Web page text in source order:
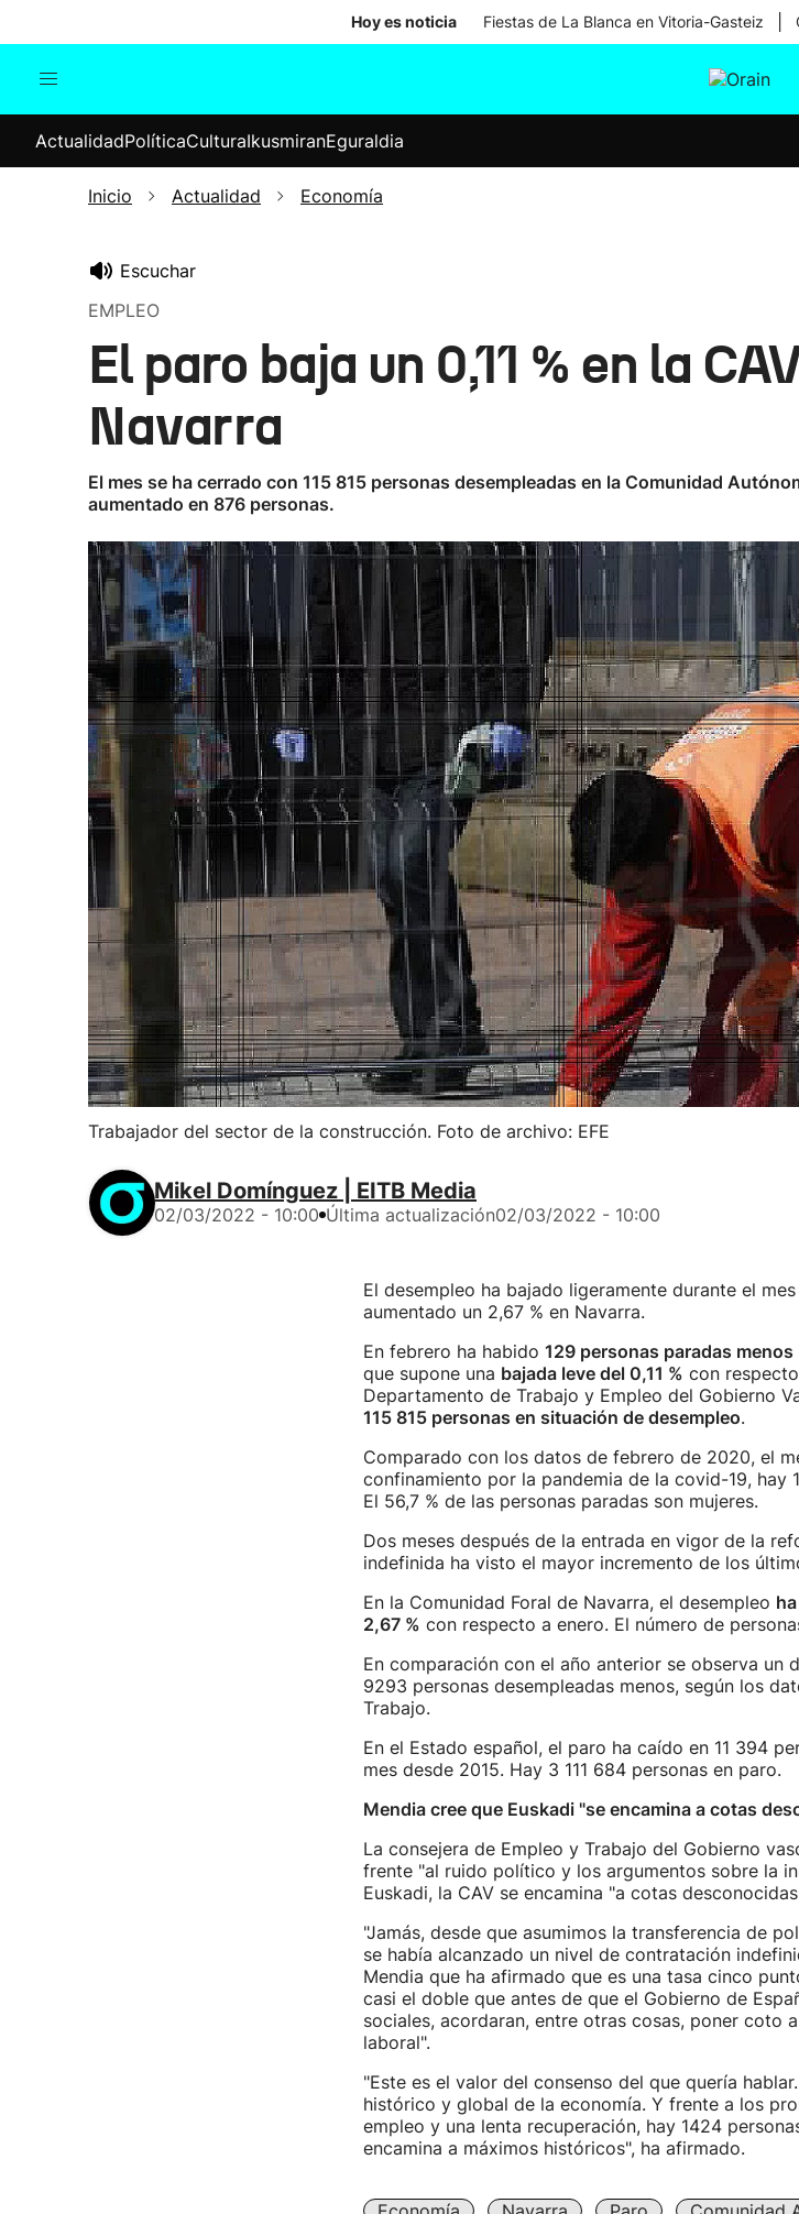
Hoy es noticia Fiestas de La Blanca en Vitoria-Gasteiz
Internacional
Elecciones
ActualidadPolíticaCulturaIkusmiranEguraldia
Inicio Actualidad Economía
Escuchar
EMPLEO
El paro baja un 0,11 % en la
Navarra
El mes se ha cerrado con 115 815 personas desempleadas en la Comunidad
aumentado en 876 personas.
Trabajador del sector de la construcción. Foto de archivo: EFE
Mikel Domínguez | EITB Media
02/03/2022 - 10:00 Última actualización02/03/2022 - 10:00
El desempleo ha bajado ligeramente durante el
aumentado un 2,67 % en Navarra.
En febrero ha habido 129 personas paradas menos
que supone una bajada leve del 0,11 % con
Departamento de Trabajo y Empleo del Gobierno
115 815 personas en situación de desempleo.
Comparado con los datos de febrero de 2020, el
confinamiento por la pandemia de la covid-19, hay
El 56,7 % de las personas paradas son mujeres.
Dos meses después de la entrada en vigor de la
indefinida ha visto el mayor incremento de los
En la Comunidad Foral de Navarra, el desempleo
2,67 % con respecto a enero. El número de
En comparación con el año anterior se observa un
9293 personas desempleadas menos, según los
Trabajo.
En el Estado español, el paro ha caído en 11 394
mes desde 2015. Hay 3 111 684 personas en paro.
Mendia cree que Euskadi "se encamina a cotas
La consejera de Empleo y Trabajo del Gobierno
frente "al ruido político y los argumentos sobre la
Euskadi, la CAV se encamina "a cotas
"Jamás, desde que asumimos la transferencia de
se había alcanzado un nivel de contratación
Mendia que ha afirmado que es una tasa cinco
casi el doble que antes de que el Gobierno de
sociales, acordaran, entre otras cosas, poner coto
laboral".
"Este es el valor del consenso del que quería
histórico y global de la economía. Y frente a los
empleo y una lenta recuperación, hay 1424
encamina a máximos históricos", ha afirmado.